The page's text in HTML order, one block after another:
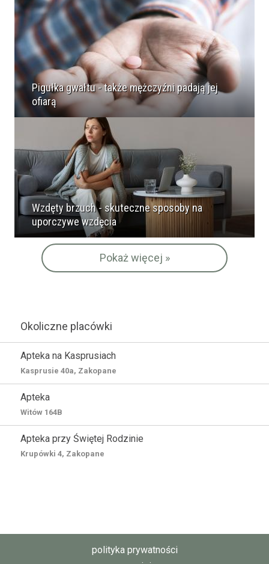
Pigułka gwałtu - także mężczyźni padają jej
ofiarą
Wzdęty brzuch - skuteczne sposoby na
uporczywe wzdęcia
Pokaż więcej »
Okoliczne placówki
Apteka na Kasprusiach
Kasprusie 40a, Zakopane
Apteka
Witów 164B
Apteka przy Świętej Rodzinie
Krupówki 4, Zakopane
polityka prywatności